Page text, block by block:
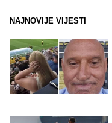
NAJNOVIJE VIJESTI